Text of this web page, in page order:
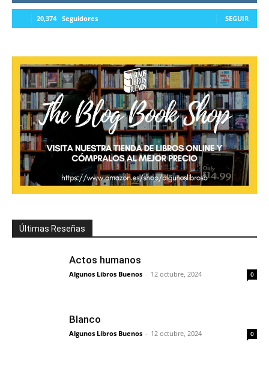
20,374 Seguidores SEGUIR
Últimas Reseñas
Actos humanos
Algunos Libros Buenos - 12 octubre, 2024 0
Blanco
Algunos Libros Buenos - 12 octubre, 2024 0